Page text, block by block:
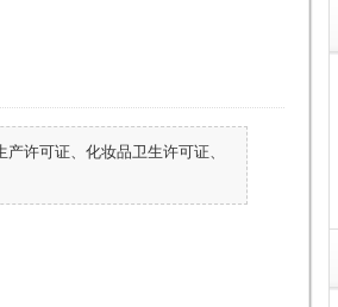
许可证、化妆品卫生许可证、